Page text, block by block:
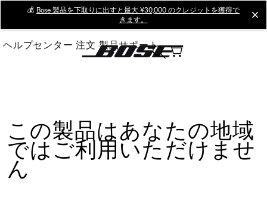
Main
💰 Bose 製品を下取りに出すと最大 ¥30,000 のクレジットを獲得で
きます。
ヘルプセンター 注文 製品サポート
この製品はあなたの地域
ではご利用いただけませ
ん